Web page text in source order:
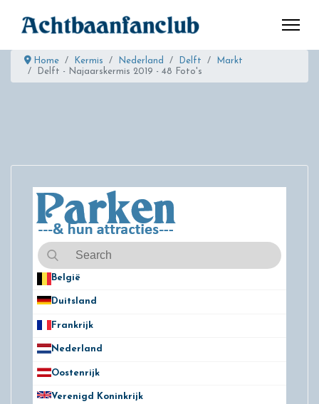
Home Kermis Nederland Delft
Markt
Delft - Najaarskermis 2019 - 48 Foto's
België
Duitsland
Frankrijk
Nederland
Oostenrijk
Verenigd Koninkrijk